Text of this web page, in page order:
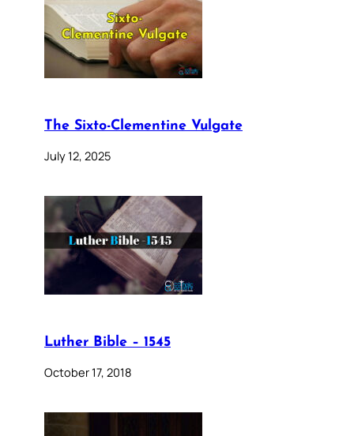
The Sixto-Clementine Vulgate
July 12, 2025
Luther Bible – 1545
October 17, 2018